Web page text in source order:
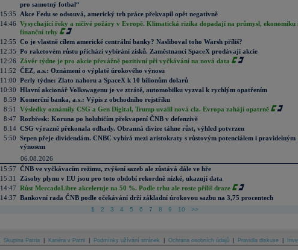
pro samotný fotbal“
15:35
Akce Fedu se odsouvá, americký trh práce překvapil opět negativně
14:46 Vysychající řeky a ničivé požáry v Evropě. Klimatická rizika dopadají na průmysl, ekonomiku
finanční trhy
12:55 Co je vlastně cílem americké centrální banky? Nasliboval toho Warsh příliš?
12:35 Po raketovém růstu přichází vybírání zisků. Zaměstnanci SpaceX prodávají akcie
12:26
Závěr týdne je pro akcie převážně pozitivní při vyčkávání na nová data
11:52 ČEZ, a.s.: Oznámení o výplatě úrokového výnosu
11:00 Perly týdne: Zlato nahoru a SpaceX k 10 bilionům dolarů
10:30 Hlavní akcionář Volkswagenu je ve ztrátě, automobilku vyzval k rychlým opatřením
8:59 Komerční banka, a.s.: Výpis z obchodního rejstříku
8:51
Výsledky oznámily CSG a Gen Digital, Trump uvalil nová cla. Evropa zahájí opatrně
8:47 Rozbřesk: Koruna po holubičím překvapení ČNB v defenzivě
8:14 CSG výrazně překonala odhady. Obranná divize táhne růst, výhled potvrzen
5:50 Srpen přeje dividendám. CNBC vybírá mezi aristokraty s růstovým potenciálem i pravidelným
výnosem
06.08.2026
15:57 ČNB ve vyčkávacím režimu, zvýšení sazeb ale zůstává dále ve hře
15:31
Zásoby plynu v EU jsou pro toto období rekordně nízké, ukazují data
14:47 Růst MercadoLibre akceleruje na 50 %. Podle trhu ale roste příliš draze
14:37 Bankovní rada ČNB podle očekávání drží základní úrokovou sazbu na 3,75 procentech
1 2 3 4 5 6 7 8 9 10 >>
Skupina Patria Kariéra v Patrii Podmínky užívání stránek Ochrana osobních údajů Pravidla diskuse